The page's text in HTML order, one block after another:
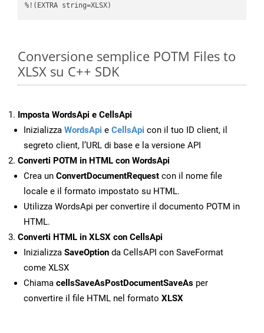
%!(EXTRA string=XLSX)
Conversione semplice POTM Files to
XLSX su C++ SDK
Imposta WordsApi e CellsApi
Inizializza WordsApi e CellsApi con il tuo ID client, il
segreto client, l’URL di base e la versione API
Converti POTM in HTML con WordsApi
Crea un ConvertDocumentRequest con il nome file
locale e il formato impostato su HTML.
Utilizza WordsApi per convertire il documento POTM in
HTML.
Converti HTML in XLSX con CellsApi
Inizializza SaveOption da CellsAPI con SaveFormat
come XLSX
Chiama cellsSaveAsPostDocumentSaveAs per
convertire il file HTML nel formato XLSX